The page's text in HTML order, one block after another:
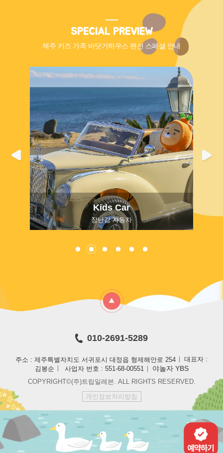
SPECIAL PREVIEW
제주 키즈 가족 바닷가하우스 펜션 스페셜 안내
Kids Car
장난감 자동차
010-2691-5289
주소 : 제주특별자치도 서귀포시 대정읍 형제해안로 254
대표자 :
김봉순
사업자 번호 : 551-68-00551 야놀자 YBS
COPYRIGHT©(주)트립일레븐. ALL RIGHTS RESERVED.
개인정보처리방침